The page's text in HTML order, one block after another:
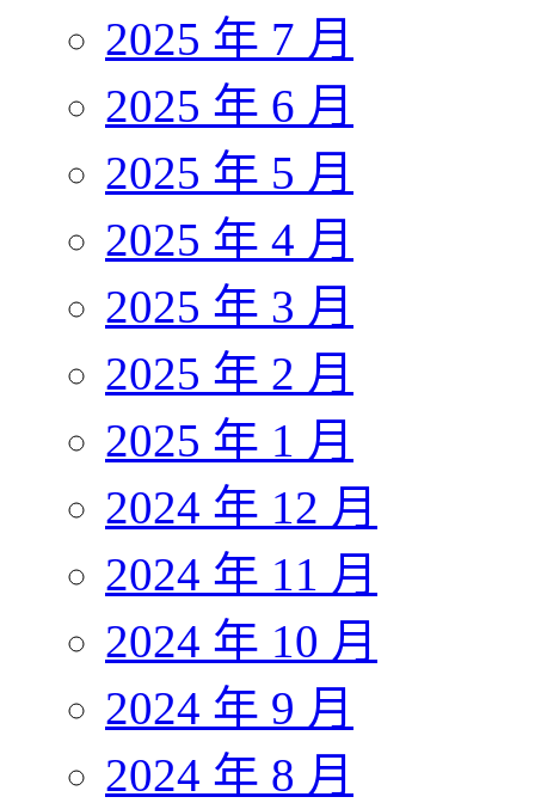
2025 年 7 月
2025 年 6 月
2025 年 5 月
2025 年 4 月
2025 年 3 月
2025 年 2 月
2025 年 1 月
2024 年 12 月
2024 年 11 月
2024 年 10 月
2024 年 9 月
2024 年 8 月